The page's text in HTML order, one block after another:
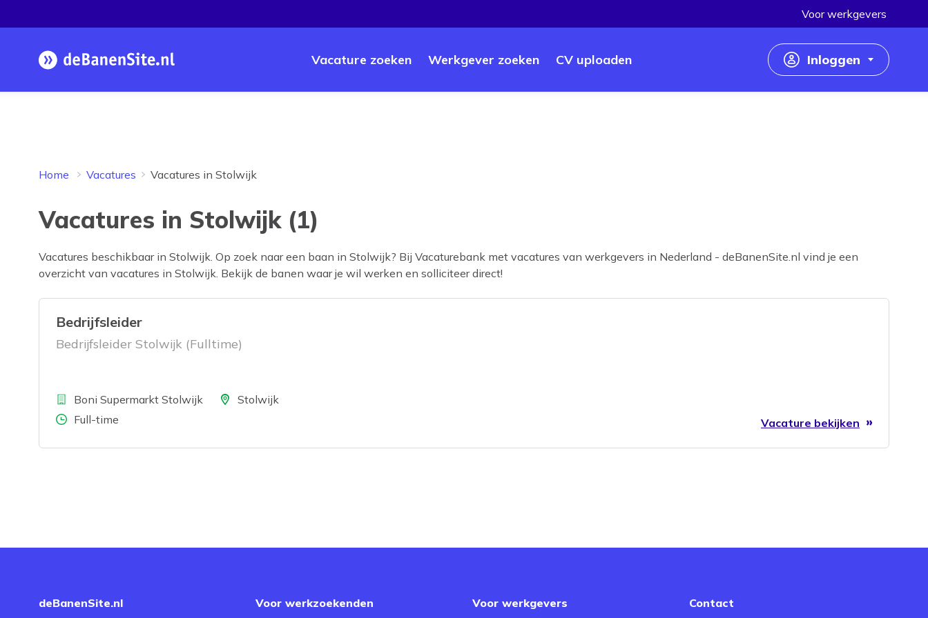
Homepage Vacature zoeken Werkgever zoeken CV uploaden
Voor werkgevers
Inloggen
Home Vacatures Vacatures in Stolwijk
Vacatures in Stolwijk (1)
Vacatures beschikbaar in Stolwijk. Op zoek naar een baan in Stolwijk? Bij Vacaturebank met vacatures van werkgevers in Nederland - deBanenSite.nl vind je een
overzicht van vacatures in Stolwijk. Bekijk de banen waar je wil werken en solliciteer direct!
Bedrijfsleider
Bedrijfsleider Stolwijk (Fulltime)
BedrijfBoni Supermarkt Stolwijk LocatieStolwijk
Aantal uren
Full-time Vacature bekijken
deBanenSite.nl Voor werkzoekenden Voor werkgevers Contact